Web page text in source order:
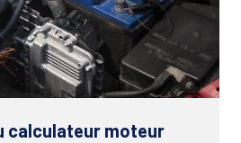
calculateur moteur